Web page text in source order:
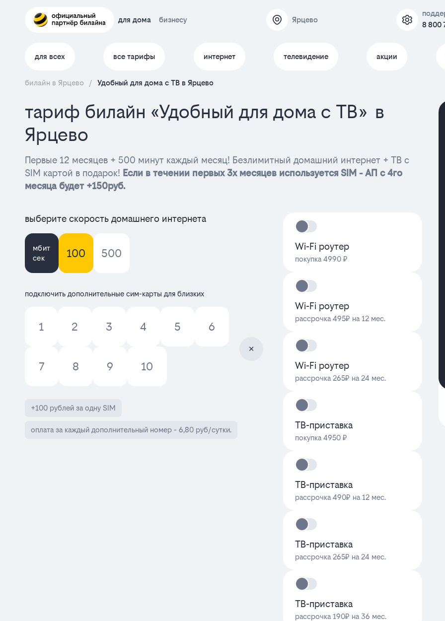
для дома бизнесу Ярцево
8 800
для всех все тарифы интернет телевидение акции
билайн в Ярцево / Удобный для дома с ТВ в Ярцево
тариф билайн «Удобный для дома с ТВ» в
Ярцево
Первые 12 месяцев + 500 минут каждый месяц! Безлимитный домашний интернет + ТВ с
SIM картой в подарок! Если в течении первых 3х месяцев используется SIM - АП с 4го
месяца будет +150руб.
выберите скорость домашнего интернета
мбит
сек
100 500
подключить дополнительные сим-карты для близких
1 2 3 4 5 6
7 8 9 10
+100 рублей за одну SIM
оплата за каждый дополнительный номер - 6,80 руб/сутки.
Wi-Fi роутер
покупка 4990 ₽
Wi-Fi роутер
рассрочка 495₽ на 12 мес.
Wi-Fi роутер
рассрочка 265₽ на 24 мес.
ТВ-приставка
покупка 4950 ₽
ТВ-приставка
рассрочка 490₽ на 12 мес.
ТВ-приставка
рассрочка 265₽ на 24 мес.
ТВ-приставка
рассрочка 190₽ на 36 мес.